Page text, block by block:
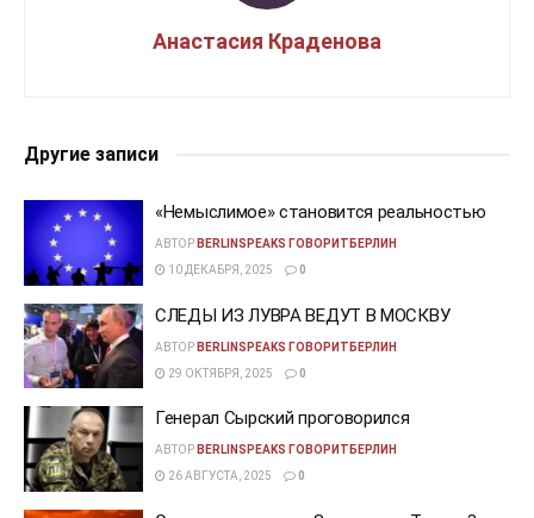
Анастасия Краденова
Другие записи
«Немыслимое» становится реальностью
АВТОР BERLINSPEAKS ГОВОРИТБЕРЛИН
10 ДЕКАБРЯ, 2025
0
СЛЕДЫ ИЗ ЛУВРА ВЕДУТ В МОСКВУ
АВТОР BERLINSPEAKS ГОВОРИТБЕРЛИН
29 ОКТЯБРЯ, 2025
0
Генерал Сырский проговорился
АВТОР BERLINSPEAKS ГОВОРИТБЕРЛИН
26 АВГУСТА, 2025
0